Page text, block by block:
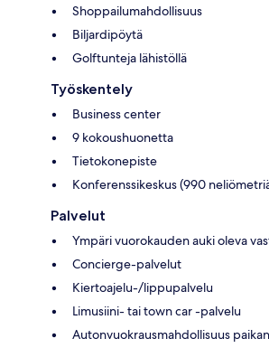
Shoppailumahdollisuus
Biljardipöytä
Golftunteja lähistöllä
Työskentely
Business center
9 kokoushuonetta
Tietokonepiste
Konferenssikeskus (990
Palvelut
Ympäri vuorokauden auki oleva
Concierge-palvelut
Kiertoajelu-/lippupalvelu
Limusiini- tai town car -palvelu
Autonvuokrausmahdollisuus